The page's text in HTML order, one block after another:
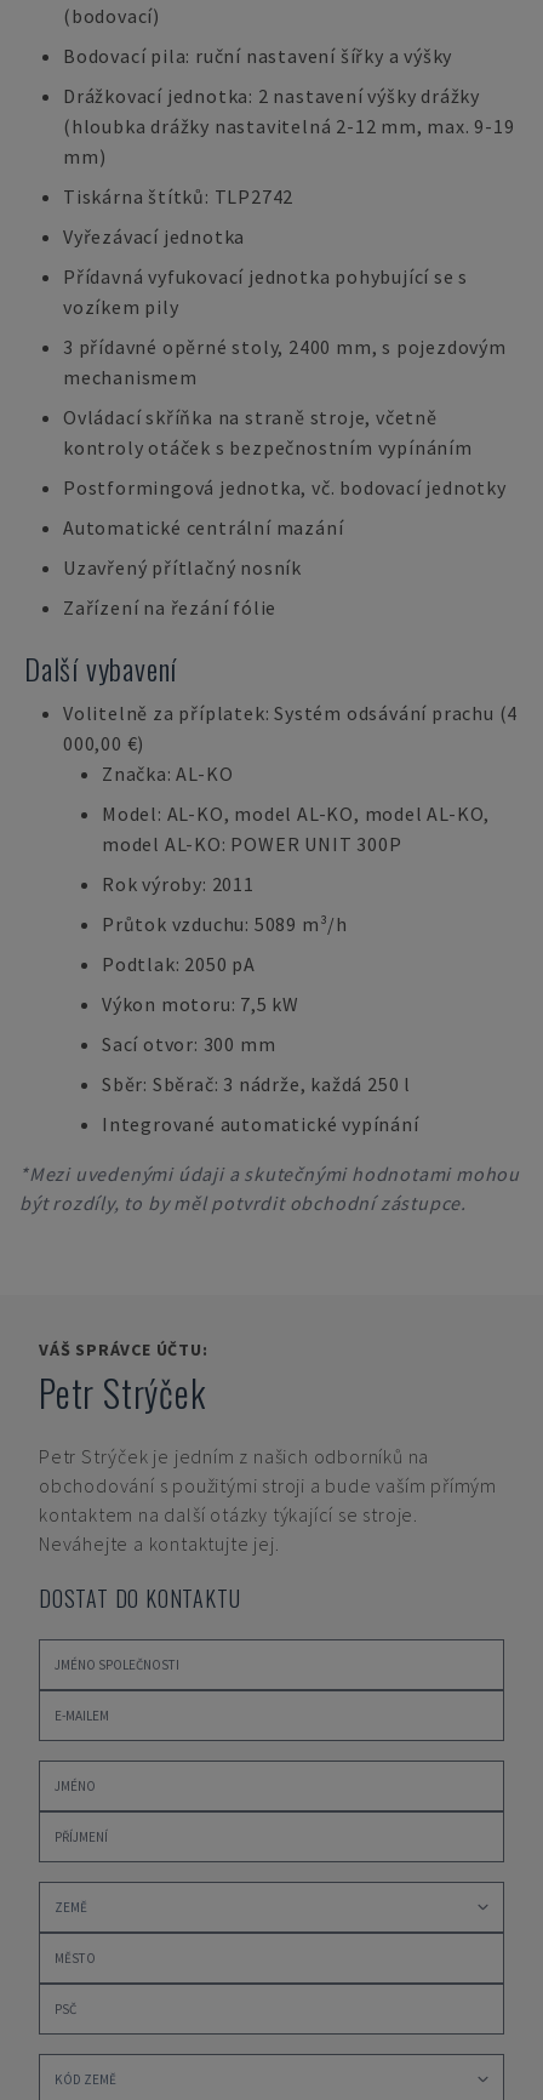
(bodovací)
Bodovací pila: ruční nastavení šířky a výšky
Drážkovací jednotka: 2 nastavení výšky drážky
(hloubka drážky nastavitelná 2-12 mm, max. 9-19
mm)
Tiskárna štítků: TLP2742
Vyřezávací jednotka
Přídavná vyfukovací jednotka pohybující se s
vozíkem pily
3 přídavné opěrné stoly, 2400 mm, s pojezdovým
mechanismem
Ovládací skříňka na straně stroje, včetně
kontroly otáček s bezpečnostním vypínáním
Postformingová jednotka, vč. bodovací jednotky
Automatické centrální mazání
Uzavřený přítlačný nosník
Zařízení na řezání fólie
Další vybavení
Volitelně za příplatek: Systém odsávání prachu (4
000,00 €)
Značka: AL-KO
Model: AL-KO, model AL-KO, model AL-KO,
model AL-KO: POWER UNIT 300P
Rok výroby: 2011
Průtok vzduchu: 5089 m³/h
Podtlak: 2050 pA
Výkon motoru: 7,5 kW
Sací otvor: 300 mm
Sběr: Sběrač: 3 nádrže, každá 250 l
Integrované automatické vypínání
*Mezi uvedenými údaji a skutečnými hodnotami mohou
být rozdíly, to by měl potvrdit obchodní zástupce.
VÁŠ SPRÁVCE ÚČTU:
Petr Strýček
Petr Strýček je jedním z našich odborníků na
obchodování s použitými stroji a bude vaším přímým
kontaktem na další otázky týkající se stroje.
Neváhejte a kontaktujte jej.
DOSTAT DO KONTAKTU